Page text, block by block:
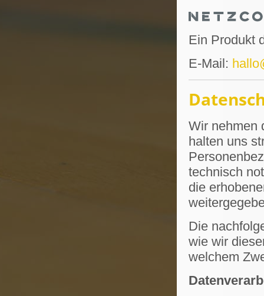
Ein Produkt
E-Mail:
Wir nehmen
halten uns
technisch
die
Die
wie wir
welchem